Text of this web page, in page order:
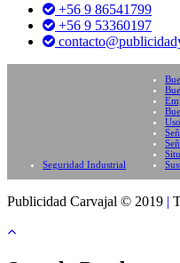
+56 9 86541799
+56 9 53360197
Seguridad Industrial
Publicidad Carvajal © 2019 |